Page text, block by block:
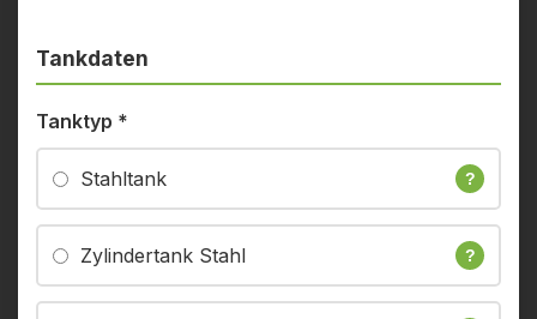
Tankdaten
Tanktyp *
Stahltank ?
Zylindertank Stahl ?